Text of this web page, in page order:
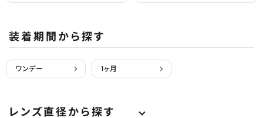
装着期間から探す
ワンデー 1ヶ月
レンズ直径から探す